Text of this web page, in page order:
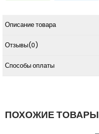
Описание товара
Отзывы(0)
Способы оплаты
ПОХОЖИЕ ТОВАРЫ